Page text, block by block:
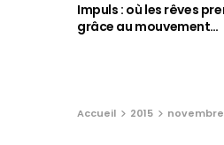
Impuls : où les rêves
grâce au mouvement…
Accueil 2015 novembre